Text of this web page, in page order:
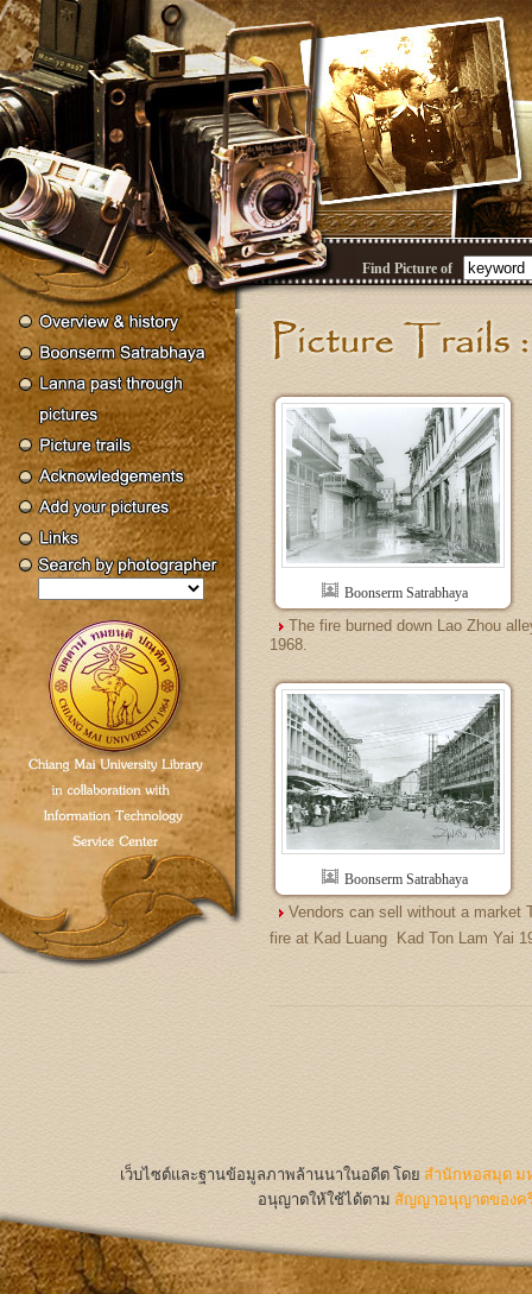
Find Picture of
Boonserm Satrabhaya
The fire burned down Lao Zhou
1968.
Boonserm Satrabhaya
Vendors can sell without a market
fire at Kad Luang  Kad Ton Lam Yai
เว็บไซต์และฐานข้อมูลภาพล้านนาในอดีต โดย สำนักหอสมุด ม
อนุญาตให้ใช้ได้ตาม สัญญาอนุญาตของค